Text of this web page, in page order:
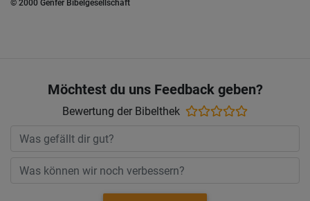
© 2000 Genfer Bibelgesellschaft
Möchtest du uns Feedback geben?
Bewertung der Bibelthek